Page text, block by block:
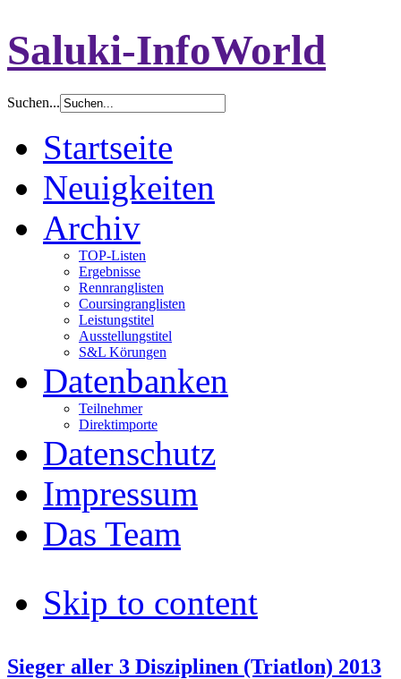
Saluki-InfoWorld
Suchen...
Startseite
Neuigkeiten
Archiv
TOP-Listen
Ergebnisse
Rennranglisten
Coursingranglisten
Leistungstitel
Ausstellungstitel
S&L Körungen
Datenbanken
Teilnehmer
Direktimporte
Datenschutz
Impressum
Das Team
Skip to content
Sieger aller 3 Disziplinen (Triatlon) 2013